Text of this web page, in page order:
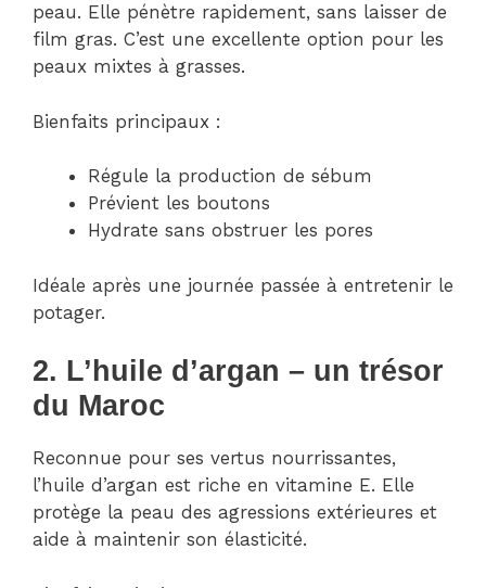
peau. Elle pénètre rapidement, sans laisser de
film gras. C’est une excellente option pour les
peaux mixtes à grasses.
Bienfaits principaux :
Régule la production de sébum
Prévient les boutons
Hydrate sans obstruer les pores
Idéale après une journée passée à entretenir le
potager.
2. L’huile d’argan – un trésor
du Maroc
Reconnue pour ses vertus nourrissantes,
l’huile d’argan est riche en vitamine E. Elle
protège la peau des agressions extérieures et
aide à maintenir son élasticité.